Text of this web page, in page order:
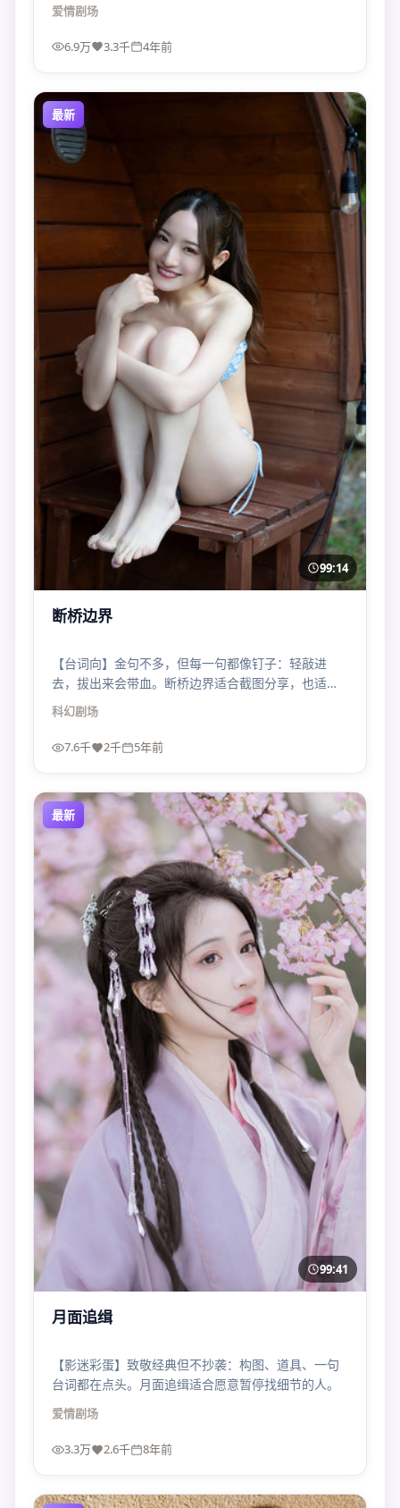
爱情剧场
6.9万 3.3千 4年前
最新
99:14
断桥边界
【台词向】金句不多，但每一句都像钉子：轻敲进
去，拔出来会带血。断桥边界适合截图分享，也适合
静音只看表演。
科幻剧场
7.6千 2千 5年前
最新
99:41
月面追缉
【影迷彩蛋】致敬经典但不抄袭：构图、道具、一句
台词都在点头。月面追缉适合愿意暂停找细节的人。
爱情剧场
3.3万 2.6千 8年前